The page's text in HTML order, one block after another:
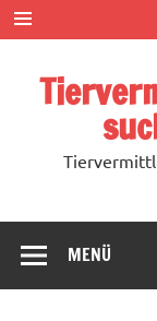
Zum
Inhalt
springen
MENÜ